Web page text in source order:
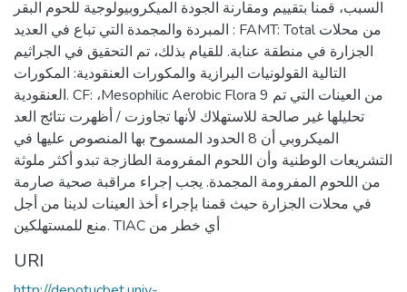
السبب، قمنا بتقييم ومقارنة الجودة الميكروبيولوجية للحوم البقر
المبردة والمجمدة التي تباع في العديد : FAMT: Total من محلات
الجزارة في منطقة عنابة. للقيام بذلك، تم التحقيق في الجراثيم
التالية القولونيات البرازية والمكورات العنقودية: المكورات
العنقودية. CF: ،Mesophilic Aerobic Flora 9 من العينات التي تم
تحليلها غير صالحة للاستهلاك لأنها تجاوزت / أظهرت نتائج العد
الميكروبي أن 8 الحدود المسموح بها المنصوص عليها في
التشريعات الوطنية وأن اللحوم المفرومة الطازجة تبدو أكثر ملوثة
من اللحوم المفرومة المجمدة. يجب إجراء مراقبة صحية صارمة
في محلات الجزارة حيث قمنا بإجراء أخذ العينات لدينا من أجل
منع للمستهلكين. TIAC أي خطر من
URI